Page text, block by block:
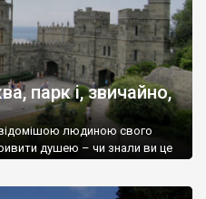
парк і, звичайно,
людиною свого
душею – чи знали ви це